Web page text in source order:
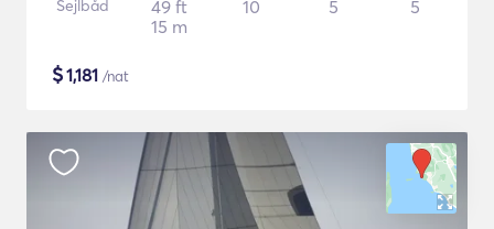
Sejlbåd
49 ft
15 m
10 5 5
$1,181 /nat